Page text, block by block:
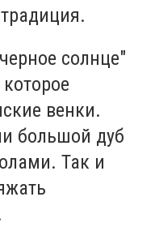
солнце"
венки.
большой дуб
Так и